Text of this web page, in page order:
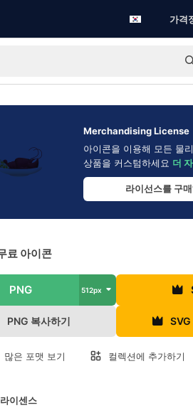
가격
Merchandising License
아이콘을 이용해 모든 물
상품을 커스텀하세요 더
라이선스를 구
료 아이콘
PNG 512px
PNG 복사하기
많은 포맷 보기 컬렉션에 추가하기
이센스